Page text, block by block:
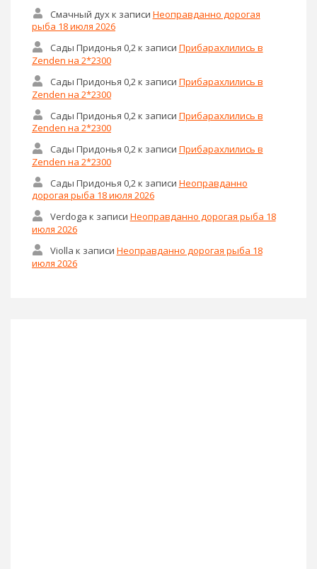
Смачный дух к записи Неоправданно дорогая
рыба 18 июля 2026
Сады Придонья 0,2к записи Прибарахлились в
Zenden на 2*2300
Сады Придонья 0,2 к записи Прибарахлились в
Zenden на 2*2300
Сады Придонья 0,2 к записи Прибарахлились в
Zenden на 2*2300
Сады Придонья 0,2к записи Прибарахлились в
Zenden на 2*2300
Сады Придонья 0,2 к записи Неоправданно
дорогая рыба 18 июля 2026
Verdoga к записи Неоправданно дорогая рыба 18
июля 2026
Violla к записи Неоправданно дорогая рыба 18
июля 2026